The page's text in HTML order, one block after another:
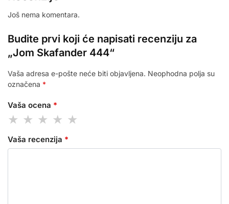
Još nema komentara.
Budite prvi koji će napisati recenziju za
„Jom Skafander 444“
Vaša adresa e-pošte neće biti objavljena. Neophodna polja su
označena *
Vaša ocena *
Vaša recenzija *